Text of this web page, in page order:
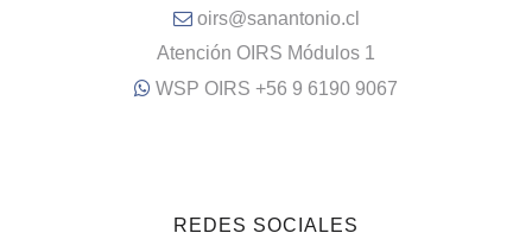
oirs@sanantonio.cl
Atención OIRS Módulos 1
WSP OIRS +56 9 6190 9067
REDES SOCIALES